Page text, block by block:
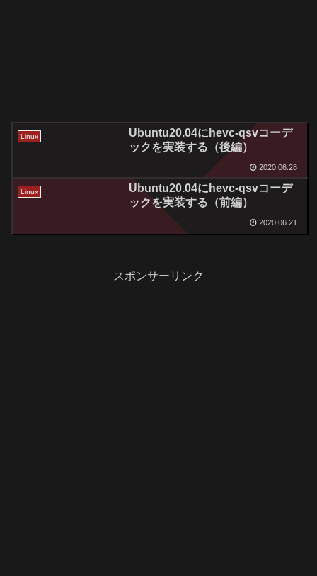
Linux
Ubuntu20.04にhevc-qsvコーデ
ックを実装する（後編）
2020.06.28
Linux
Ubuntu20.04にhevc-qsvコーデ
ックを実装する（前編）
2020.06.21
スポンサーリンク